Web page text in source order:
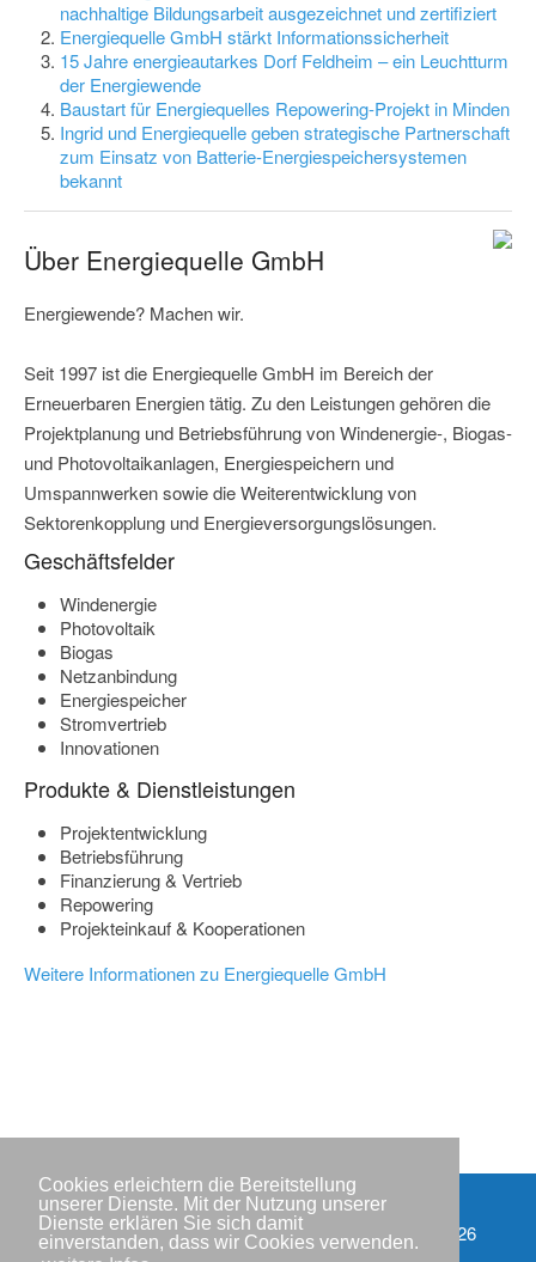
Cookies erleichtern die Bereitstellung
unserer Dienste. Mit der Nutzung unserer
Dienste erklären Sie sich damit
einverstanden, dass wir Cookies verwenden.
nachhaltige Bildungsarbeit ausgezeichnet und zertifiziert
Energiequelle GmbH stärkt Informationssicherheit
15 Jahre energieautarkes Dorf Feldheim – ein Leuchtturm
der Energiewende
Baustart für Energiequelles Repowering-Projekt in Minden
Ingrid und Energiequelle geben strategische Partnerschaft
zum Einsatz von Batterie-Energiespeichersystemen
bekannt
Über Energiequelle GmbH
Energiewende? Machen wir.
Seit 1997 ist die Energiequelle GmbH im Bereich der
Erneuerbaren Energien tätig. Zu den Leistungen gehören die
Projektplanung und Betriebsführung von Windenergie-, Biogas-
und Photovoltaikanlagen, Energiespeichern und
Umspannwerken sowie die Weiterentwicklung von
Sektorenkopplung und Energieversorgungslösungen.
Geschäftsfelder
Windenergie
Photovoltaik
Biogas
Netzanbindung
Energiespeicher
Stromvertrieb
Innovationen
Produkte & Dienstleistungen
Projektentwicklung
Betriebsführung
Finanzierung & Vertrieb
Repowering
Projekteinkauf & Kooperationen
Weitere Informationen zu Energiequelle GmbH
Impressum
Copyright © IWR 2026